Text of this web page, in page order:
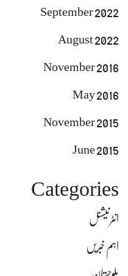
September 2022
August 2022
November 2016
May 2016
November 2015
June 2015
Categories
انٹرنیشنل
اہم خبریں
بلوچستان